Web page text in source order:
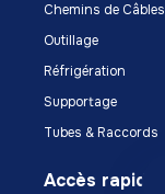
Chemins de Câbles
Outillage
Réfrigération
Supportage
Tubes & Raccords
Accès rapide